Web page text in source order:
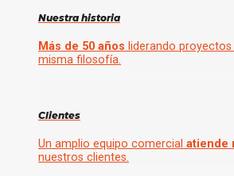
Nuestra historia
Más de 50 años liderando
misma filosofía.
Clientes
Un amplio equipo comercial atiende
nuestros clientes.